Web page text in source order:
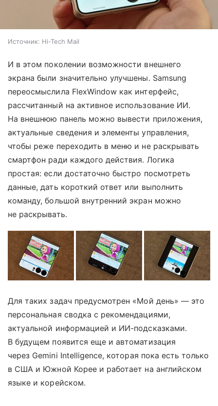
Источник: Hi-Tech Mail
И в этом поколении возможности внешнего
экрана были значительно улучшены. Samsung
переосмыслила FlexWindow как интерфейс,
рассчитанный на активное использование ИИ.
На внешнюю панель можно вывести приложения,
актуальные сведения и элементы управления,
чтобы реже переходить в меню и не раскрывать
смартфон ради каждого действия. Логика
простая: если достаточно быстро посмотреть
данные, дать короткий ответ или выполнить
команду, большой внутренний экран можно
не раскрывать.
Для таких задач предусмотрен «Мой день» — это
персональная сводка с рекомендациями,
актуальной информацией и ИИ-подсказками.
В будущем появится еще и автоматизация
через Gemini Intelligence, которая пока есть только
в США и Южной Корее и работает на английском
языке и корейском.